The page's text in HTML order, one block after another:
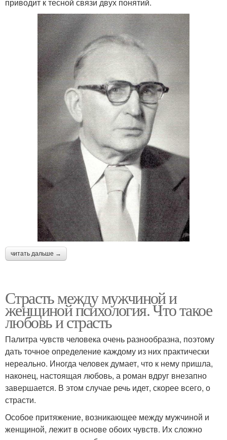
читать дальше →
Страсть между мужчиной и
женщиной психология. Что такое
любовь и страсть
Палитра чувств человека очень разнообразна, поэтому
дать точное определение каждому из них практически
нереально. Иногда человек думает, что к нему пришла,
наконец, настоящая любовь, а роман вдруг внезапно
завершается. В этом случае речь идет, скорее всего, о
страсти.
Особое притяжение, возникающее между мужчиной и
женщиной, лежит в основе обоих чувств. Их сложно